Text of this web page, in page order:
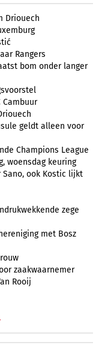
Driouech
Rangers
bom onder langer
geldt alleen voor
Champions League
woensdag keuring
Sano, ook Kostic lijkt
zege
met Bosz
zaakwaarnemer
Rooij